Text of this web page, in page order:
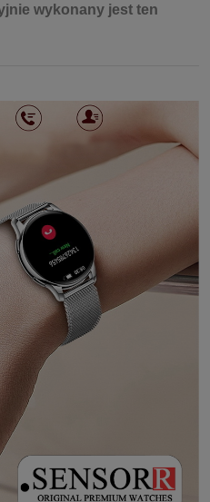
wykonany jest ten